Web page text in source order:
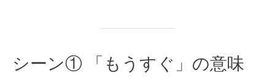
シーン① 「もうすぐ」の意味